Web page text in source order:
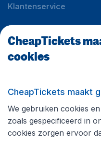
Klantenservice
CheapTickets.be
Volg CheapTickets.be
CheapTickets
cookies
CheapTickets maakt
We gebruiken cookies
zoals gespecificeerd in
cookies zorgen ervoor